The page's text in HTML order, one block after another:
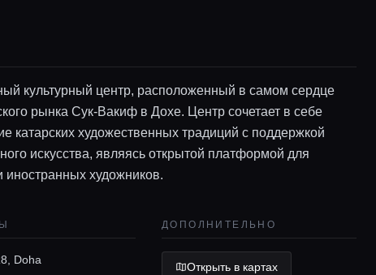
культурный центр, расположенный в самом сердце
рынка Сук-Вакиф в Дохе. Центр сочетает в себе
катарских художественных традиций с поддержкой
искусства, являясь открытой платформой для
иностранных художников.
Doha
ДОПОЛНИТЕЛЬНО
Открыть в картах